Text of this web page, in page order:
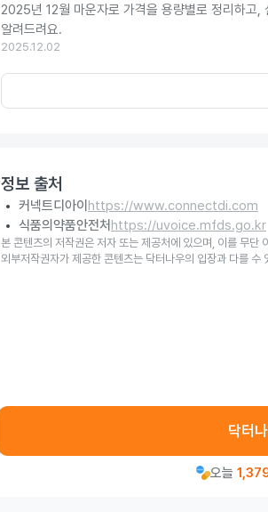
2025년 12월 마운자로 가격을 용량별로 정리하고,
알려드려요.
2025.12.02
정보 출처
커넥트디아이 https://www.connectdi.com
식품의약품안전처 https://uvoice.mfds.go.kr
본 콘텐츠의 저작권은 저자 또는 제공처에 있으며, 이를 무단
외부저작권자가 제공한 콘텐츠는 닥터나우의 입장과 다를 수
닥터
오늘